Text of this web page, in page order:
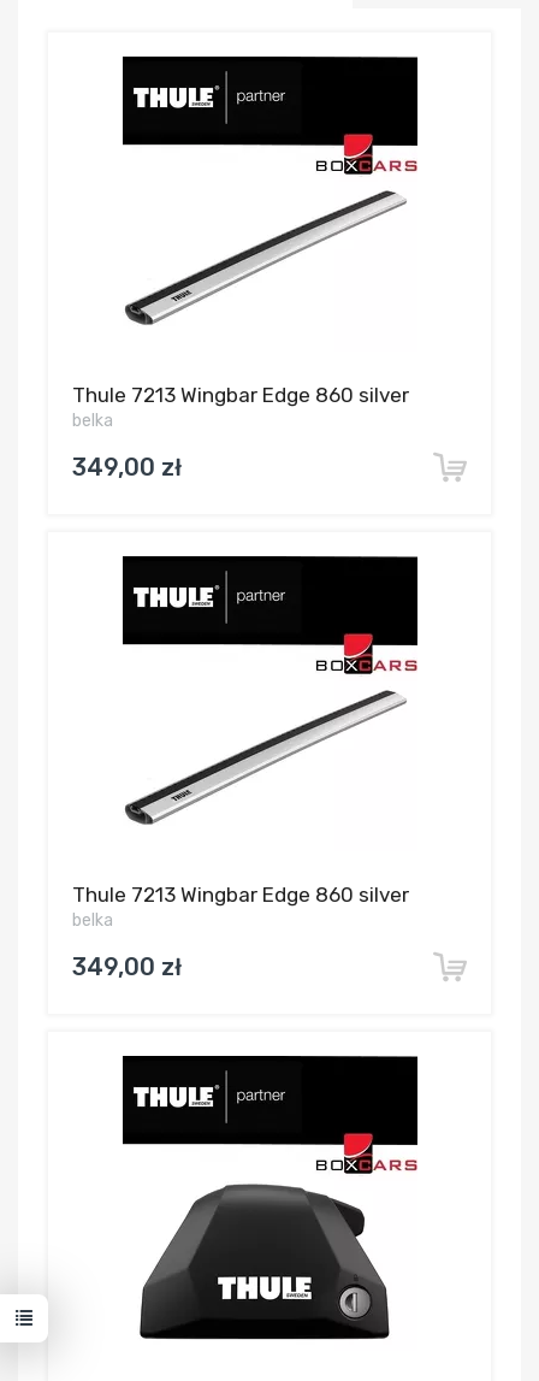
Thule 7213 Wingbar Edge 860 silver
belka
349,00 zł
Thule 7213 Wingbar Edge 860 silver
belka
349,00 zł